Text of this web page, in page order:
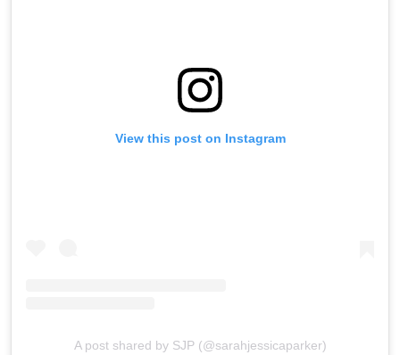
View this post on Instagram
A post shared by SJP (@sarahjessicaparker)